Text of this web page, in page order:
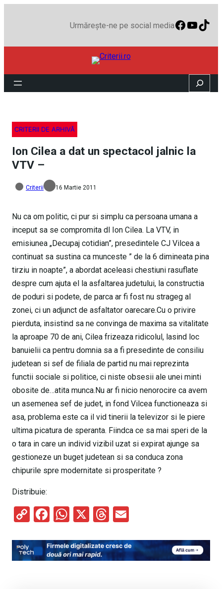
Urmărește-ne pe social media
Search
CRITERII DE ARHIVĂ
Ion Cilea a dat un spectacol jalnic la
VTV –
Criterii 16 Martie 2011
Nu ca om politic, ci pur si simplu ca persoana umana a
inceput sa se compromita dl Ion Cilea. La VTV, in
emisiunea „Decupaj cotidian”, presedintele CJ Vilcea a
continuat sa sustina ca munceste ” de la 6 dimineata pina
tirziu in noapte”, a abordat aceleasi chestiuni rasuflate
despre cum ajuta el la asfaltarea judetului, la constructia
de poduri si podete, de parca ar fi fost nu strageg al
zonei, ci un adjunct de asfaltator oarecare.Cu o privire
pierduta, insistind sa ne convinga de maxima sa vitalitate
la aproape 70 de ani, Cilea frizeaza ridicolul, lasind loc
banuielii ca pentru domnia sa a fi presedinte de consiliu
judetean si sef de filiala de partid nu mai reprezinta
functii sociale si politice, ci niste obsesii ale unei minti
obosite de…atita munca.Nu ar fi nicio nenorocire ca avem
un asemenea sef de judet, in fond Vilcea functioneaza si
asa, problema este ca il vid tinerii la televizor si le piere
ultima picatura de speranta. Fiindca ce sa mai speri de la
o tara in care un individ vizibil uzat si expirat ajunge sa
gestioneze un buget judetean si sa conduca zona
chipurile spre modernitate si prosperitate ?
Distribuie:
C
py
Li
F
ce
b
W
at
s
X
T
e
a
ail